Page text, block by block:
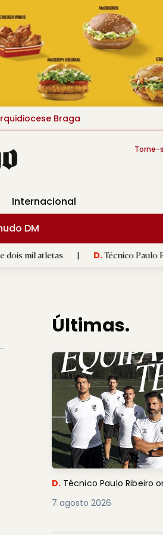
Braga
Torne-
Internacional
DM
| D.Técnico Paulo Ribeiro
Últimas.
D. Técnico Paulo Ribeiro
7 agosto 2026